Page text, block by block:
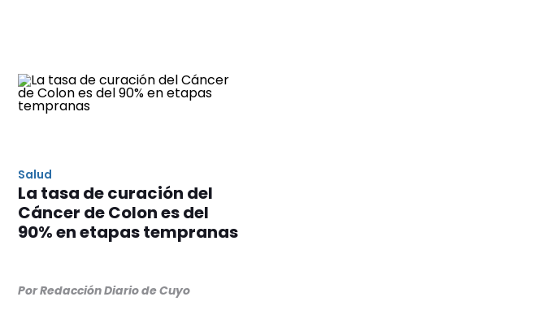
Salud
La tasa de curación del
Cáncer de Colon es del
90% en etapas tempranas
Por Redacción Diario de Cuyo